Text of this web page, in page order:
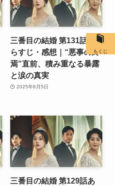
三番目の結婚 第131話あ
らすじ・感想｜“悪事の終
焉”直前、積み重なる暴露
と涙の真実
2025年8月5日
三番目の結婚 第129話あ
もくじ